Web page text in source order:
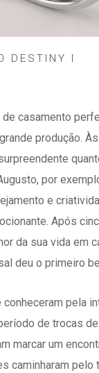
DESTINY I
casamento
produção.
por
e
Após
da sua vida em
deu o primeiro
pela
de trocas
marcar um
caminharam pelo